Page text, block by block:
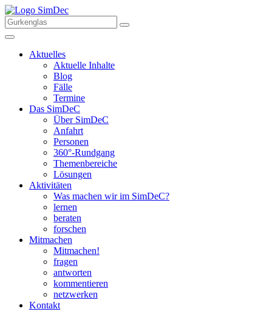
Aktuelles
Aktuelle Inhalte
Blog
Fälle
Termine
Das SimDeC
Über SimDeC
Anfahrt
Personen
360°-Rundgang
Themenbereiche
Lösungen
Aktivitäten
Was machen wir im SimDeC?
lernen
beraten
forschen
Mitmachen
Mitmachen!
fragen
antworten
kommentieren
netzwerken
Kontakt